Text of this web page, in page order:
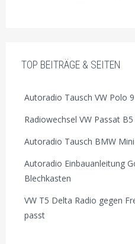
TOP BEITRÄGE & SEITEN
Autoradio Tausch VW Polo
Radiowechsel VW Passat
Autoradio Tausch BMW
Autoradio Einbauanleitung
Blechkasten
VW T5 Delta Radio gegen
passt